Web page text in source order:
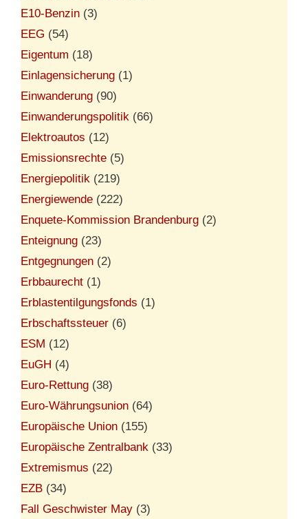
E10-Benzin (3)
EEG (54)
Eigentum (18)
Einlagensicherung (1)
Einwanderung (90)
Einwanderungspolitik (66)
Elektroautos (12)
Emissionsrechte (5)
Energiepolitik (219)
Energiewende (222)
Enquete-Kommission Brandenburg (2)
Enteignung (23)
Entgegnungen (2)
Erbbaurecht (1)
Erblastentilgungsfonds (1)
Erbschaftssteuer (6)
ESM (12)
EuGH (4)
Euro-Rettung (38)
Euro-Währungsunion (64)
Europäische Union (155)
Europäische Zentralbank (33)
Extremismus (22)
EZB (34)
Fall Geschwister May (3)